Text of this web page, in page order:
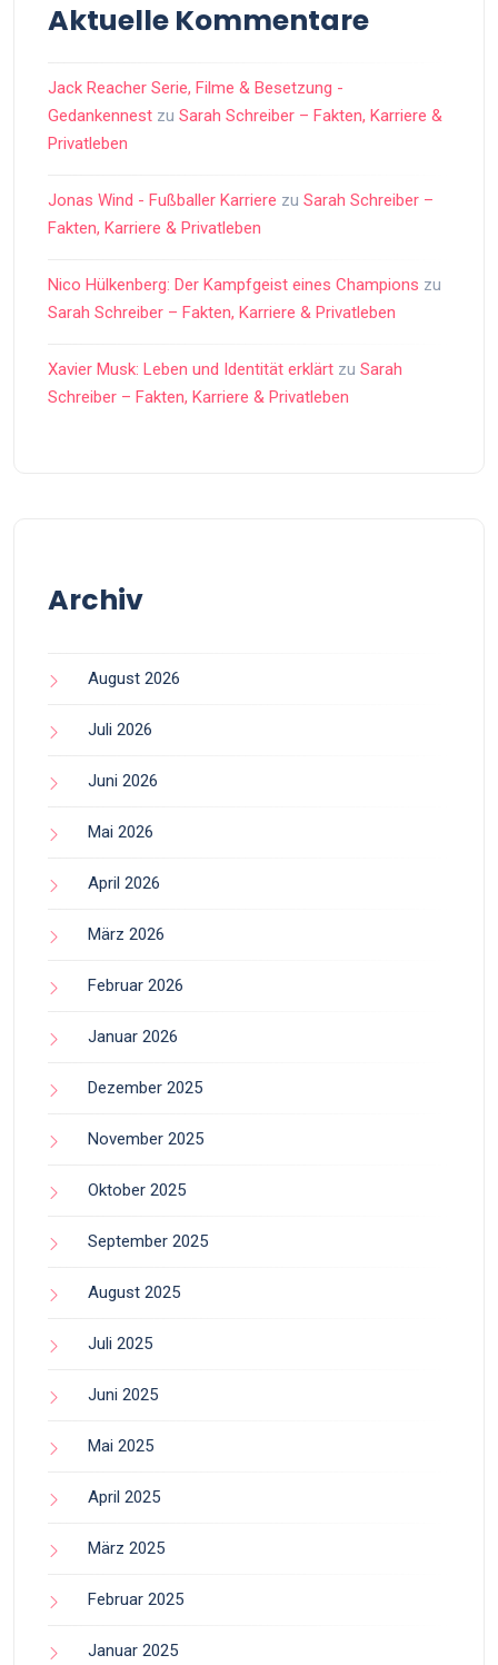
Aktuelle Kommentare
Jack Reacher Serie, Filme & Besetzung -
Gedankennest zu Sarah Schreiber – Fakten, Karriere &
Privatleben
Jonas Wind - Fußballer Karriere zu Sarah Schreiber –
Fakten, Karriere & Privatleben
Nico Hülkenberg: Der Kampfgeist eines Champions zu
Sarah Schreiber – Fakten, Karriere & Privatleben
Xavier Musk: Leben und Identität erklärt zu Sarah
Schreiber – Fakten, Karriere & Privatleben
Archiv
August 2026
Juli 2026
Juni 2026
Mai 2026
April 2026
März 2026
Februar 2026
Januar 2026
Dezember 2025
November 2025
Oktober 2025
September 2025
August 2025
Juli 2025
Juni 2025
Mai 2025
April 2025
März 2025
Februar 2025
Januar 2025